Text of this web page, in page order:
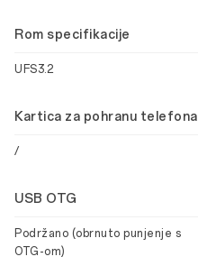
Rom specifikacije
UFS3.2
Kartica za pohranu telefona
/
USB OTG
Podržano (obrnuto punjenje s
OTG-om)